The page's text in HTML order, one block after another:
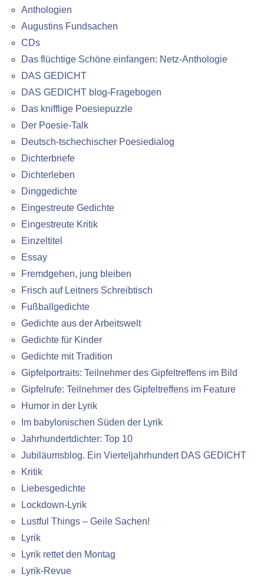
Anthologien
Augustins Fundsachen
CDs
Das flüchtige Schöne einfangen: Netz-Anthologie
DAS GEDICHT
DAS GEDICHT blog-Fragebogen
Das knifflige Poesiepuzzle
Der Poesie-Talk
Deutsch-tschechischer Poesiedialog
Dichterbriefe
Dichterleben
Dinggedichte
Eingestreute Gedichte
Eingestreute Kritik
Einzeltitel
Essay
Fremdgehen, jung bleiben
Frisch auf Leitners Schreibtisch
Fußballgedichte
Gedichte aus der Arbeitswelt
Gedichte für Kinder
Gedichte mit Tradition
Gipfelportraits: Teilnehmer des Gipfeltreffens im Bild
Gipfelrufe: Teilnehmer des Gipfeltreffens im Feature
Humor in der Lyrik
Im babylonischen Süden der Lyrik
Jahrhundertdichter: Top 10
Jubiläumsblog. Ein Vierteljahrhundert DAS GEDICHT
Kritik
Liebesgedichte
Lockdown-Lyrik
Lustful Things – Geile Sachen!
Lyrik
Lyrik rettet den Montag
Lyrik-Revue